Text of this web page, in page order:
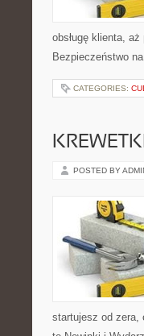
obsługę klienta,
Bezpieczeństwo
CATEGORIES:
POSTED BY
startujesz od zera,